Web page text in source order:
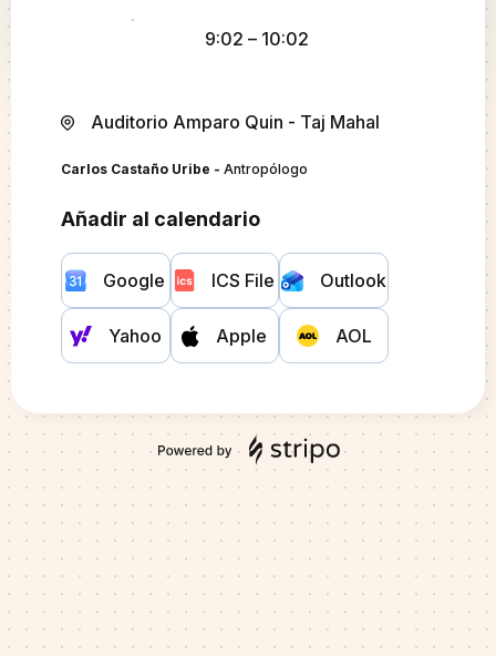
9:02 – 10:02
Auditorio Amparo Quin - Taj Mahal
Carlos Castaño Uribe - Antropólogo
Añadir al calendario
Google ICS File Outlook
Yahoo Apple AOL